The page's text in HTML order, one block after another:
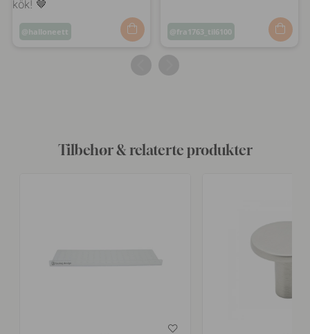
Innlegg
halloneett
Innlegg
fra1763_til6100
Tilbehør & relaterte produkter